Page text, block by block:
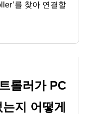
를 찾아 연결할
롤러가 PC
지 어떻게